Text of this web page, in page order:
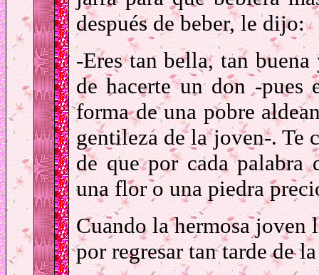
después de beber, le dijo:
-Eres tan bella, tan
de hacerte un don -pues
forma de una pobre
gentileza de la joven-. Te
de que por cada palabra
una flor o una piedra
Cuando la hermosa joven
por regresar tan tarde de